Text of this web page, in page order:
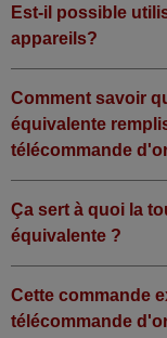
Est-il possible
appareils?
Comment savoir
équivalente
télécommande
Ça sert à quoi la
équivalente ?
Cette commande
télécommande